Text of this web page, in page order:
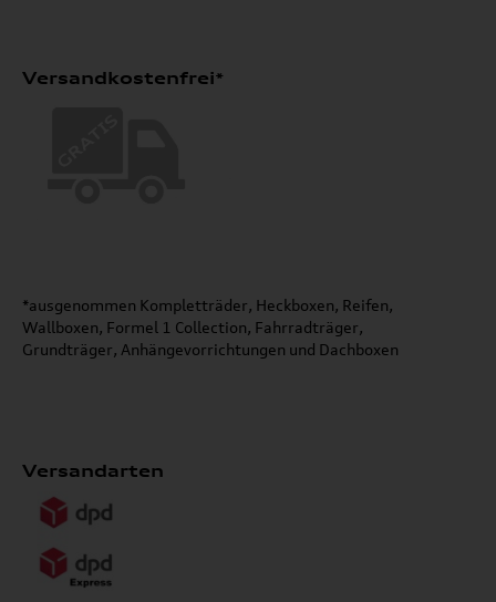
Versandkostenfrei*
*ausgenommen Kompletträder, Heckboxen, Reifen,
Wallboxen, Formel 1 Collection, Fahrradträger,
Grundträger, Anhängevorrichtungen und Dachboxen
Versandarten